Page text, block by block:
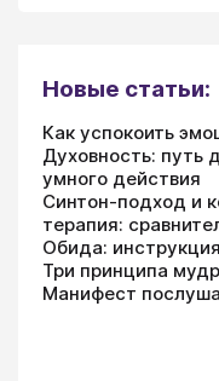
Новые статьи:
Как успокоить
Духовность: путь
умного действия
Синтон-подход и
терапия:
Обида:
Три принципа
Манифест